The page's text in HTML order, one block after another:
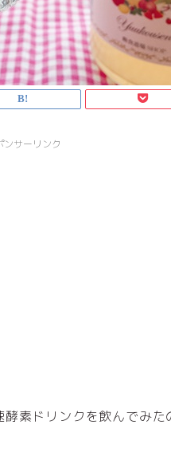
ンサーリンク
素ドリンクを飲んでみた